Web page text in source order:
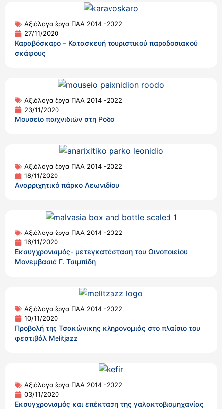
Αξιόλογα έργα ΠΑΑ 2014 -2022
27/11/2020
Καραβόσκαρο – Κατασκευή τουριστικού παραδοσιακού
σκάφους
Αξιόλογα έργα ΠΑΑ 2014 -2022
23/11/2020
Μουσείο παιχνιδιών στη Ρόδο
Αξιόλογα έργα ΠΑΑ 2014 -2022
18/11/2020
Αναρριχητικό πάρκο Λεωνιδίου
Αξιόλογα έργα ΠΑΑ 2014 -2022
16/11/2020
Εκσυγχρονισμός- μετεγκατάσταση του Οινοποιείου
Μονεμβασιά Γ. Τσιμπίδη
Αξιόλογα έργα ΠΑΑ 2014 -2022
10/11/2020
Προβολή της Τσακώνικης κληρονομιάς στο πλαίσιο του
φεστιβάλ Melitjazz
Αξιόλογα έργα ΠΑΑ 2014 -2022
03/11/2020
Εκσυγχρονισμός και επέκταση της γαλακτοβιομηχανίας